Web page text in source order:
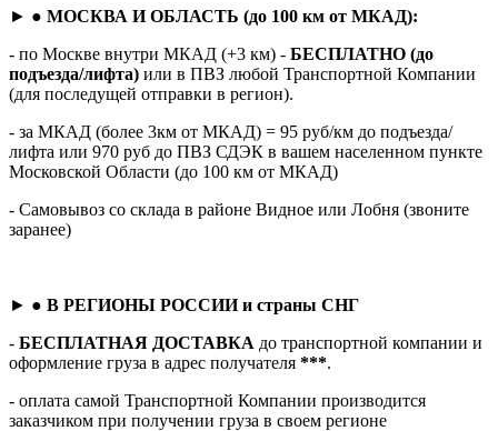
► ● МОСКВА И ОБЛАСТЬ (до 100 км от МКАД):
- по Москве внутри МКАД (+3 км) - БЕСПЛАТНО (до
подъезда/лифта) или в ПВЗ любой Транспортной Компании
(для последущей отправки в регион).
- за МКАД (более 3км от МКАД) = 95 руб/км до подъезда/
лифта или 970 руб до ПВЗ СДЭК в вашем населенном пункте
Московской Области (до 100 км от МКАД)
- Самовывоз со склада в районе Видное или Лобня (звоните
заранее)
► ● В РЕГИОНЫ РОССИИ и страны СНГ
- БЕСПЛАТНАЯ ДОСТАВКА до транспортной компании и
оформление груза в адрес получателя ***.
- оплата самой Транспортной Компании производится
заказчиком при получении груза в своем регионе